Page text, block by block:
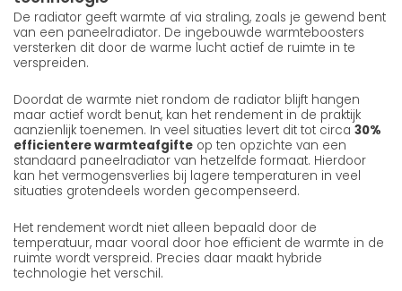
De radiator geeft warmte af via straling, zoals je gewend bent
van een paneelradiator. De ingebouwde warmteboosters
versterken dit door de warme lucht actief de ruimte in te
verspreiden.
Doordat de warmte niet rondom de radiator blijft hangen
maar actief wordt benut, kan het rendement in de praktijk
aanzienlijk toenemen. In veel situaties levert dit tot circa 30%
efficientere warmteafgifte op ten opzichte van een
standaard paneelradiator van hetzelfde formaat. Hierdoor
kan het vermogensverlies bij lagere temperaturen in veel
situaties grotendeels worden gecompenseerd.
Het rendement wordt niet alleen bepaald door de
temperatuur, maar vooral door hoe efficient de warmte in de
ruimte wordt verspreid. Precies daar maakt hybride
technologie het verschil.